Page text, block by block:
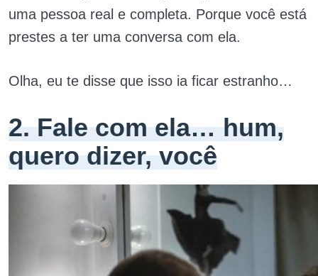
uma pessoa real e completa. Porque você está
prestes a ter uma conversa com ela.
Olha, eu te disse que isso ia ficar estranho…
2. Fale com ela… hum,
quero dizer, você